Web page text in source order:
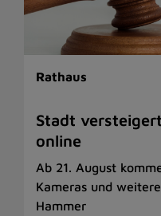
Rathaus
Stadt
online
Ab 21. August
Kameras und
Hammer